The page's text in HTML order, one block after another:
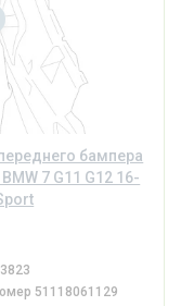
бампера
7 G11 G12 16-
51118061129